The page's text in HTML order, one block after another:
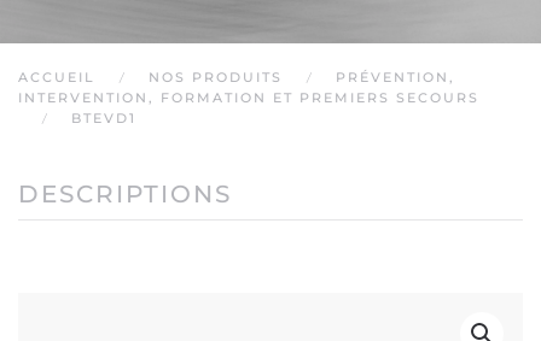
ACCUEIL NOS PRODUITS
PRÉVENTION,
INTERVENTION, FORMATION ET PREMIERS SECOURS
BTEVD1
DESCRIPTIONS